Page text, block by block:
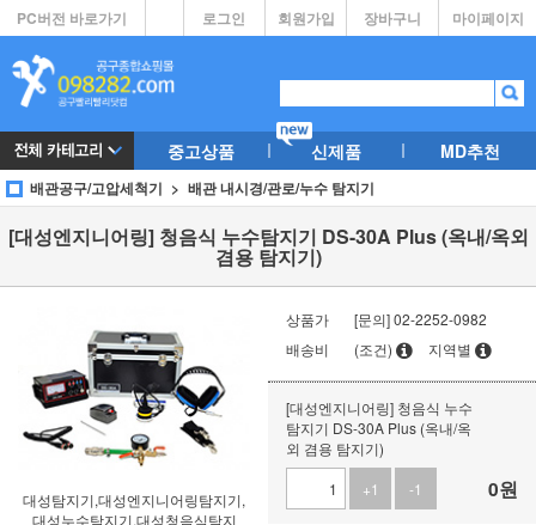
PC버전 바로가기 마이페이지
장바구니
회원가입
로그인
중고상품 신제품 MD추천
배관공구/고압세척기 배관 내시경/관로/누수 탐지기
[대성엔지니어링] 청음식 누수탐지기 DS-30A Plus (옥내/옥외
겸용 탐지기)
대성탐지기,대성엔지니어링탐지기,
대성누수탐지기,대성청음식탐지
상품가
[문의] 02-2252-0982
배송비
(조건) 지역별
[대성엔지니어링] 청음식 누수
탐지기 DS-30A Plus (옥내/옥
외 겸용 탐지기)
+1
-1 0원